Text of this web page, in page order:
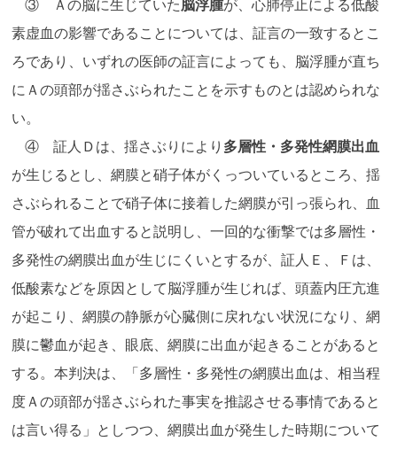
③ Ａの脳に生じていた脳浮腫が、心肺停止による低酸
素虚血の影響であることについては、証言の一致するとこ
ろであり、いずれの医師の証言によっても、脳浮腫が直ち
にＡの頭部が揺さぶられたことを示すものとは認められな
い。
④ 証人Ｄは、揺さぶりにより 多層性・多発性網膜出血
が生じるとし、網膜と硝子体がくっついているところ、揺
さぶられることで硝子体に接着した網膜が引っ張られ、血
管が破れて出血すると説明し、一回的な衝撃では多層性・
多発性の網膜出血が生じにくいとするが、証人Ｅ、Ｆは、
低酸素などを原因として脳浮腫が生じれば、頭蓋内圧亢進
が起こり、網膜の静脈が心臓側に戻れない状況になり、網
膜に鬱血が起き、眼底、網膜に出血が起きることがあると
する。本判決は、「多層性・多発性の網膜出血は、相当程
度Ａの頭部が揺さぶられた事実を推認させる事情であると
は言い得る」としつつ、網膜出血が発生した時期について